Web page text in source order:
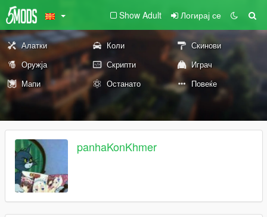
Show Adult Логирај се
Алатки Коли
Скинови
Оружја
Скрипти
Играч
Мапи
Останато Повеќе
panhaKonKhmer